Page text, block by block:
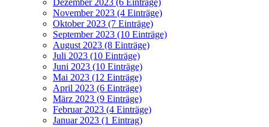
November 2023 (4 Einträge)
Oktober 2023 (7 Einträge)
September 2023 (10 Einträge)
August 2023 (8 Einträge)
Juli 2023 (10 Einträge)
Juni 2023 (10 Einträge)
Mai 2023 (12 Einträge)
April 2023 (6 Einträge)
März 2023 (9 Einträge)
Februar 2023 (4 Einträge)
Januar 2023 (1 Eintrag)